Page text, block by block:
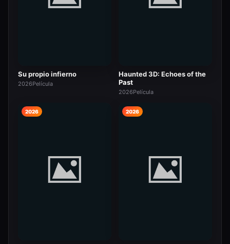
Su propio infierno
2026Película
Haunted 3D: Echoes of the
Past
2026Película
2026 2026